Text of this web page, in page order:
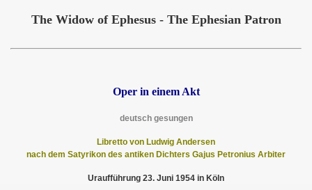
The Widow of Ephesus - The Ephesian Patron
Oper in einem Akt
deutsch gesungen
Libretto von Ludwig Andersen
nach dem Satyrikon des antiken Dichters Gajus Petronius Arbiter
Uraufführung 23. Juni 1954 in Köln